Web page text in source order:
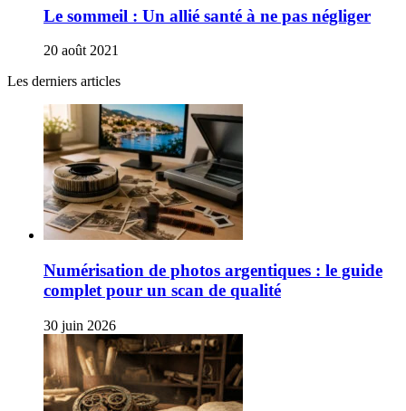
Le sommeil : Un allié santé à ne pas négliger
20 août 2021
Les derniers articles
Numérisation de photos argentiques : le guide
complet pour un scan de qualité
30 juin 2026